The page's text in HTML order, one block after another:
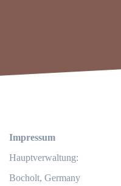
Impressum
Hauptverwaltung:
Bocholt, Germany